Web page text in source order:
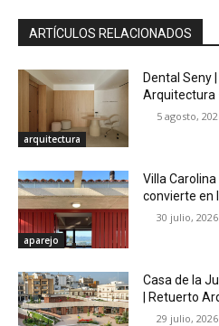
ARTÍCULOS RELACIONADOS
arquitectura
Dental Seny
Arquitectura
5 agosto,
aparejo
Villa
convierte en
30 julio, 2026
Casa de la
| Retuerto
29 julio, 2026